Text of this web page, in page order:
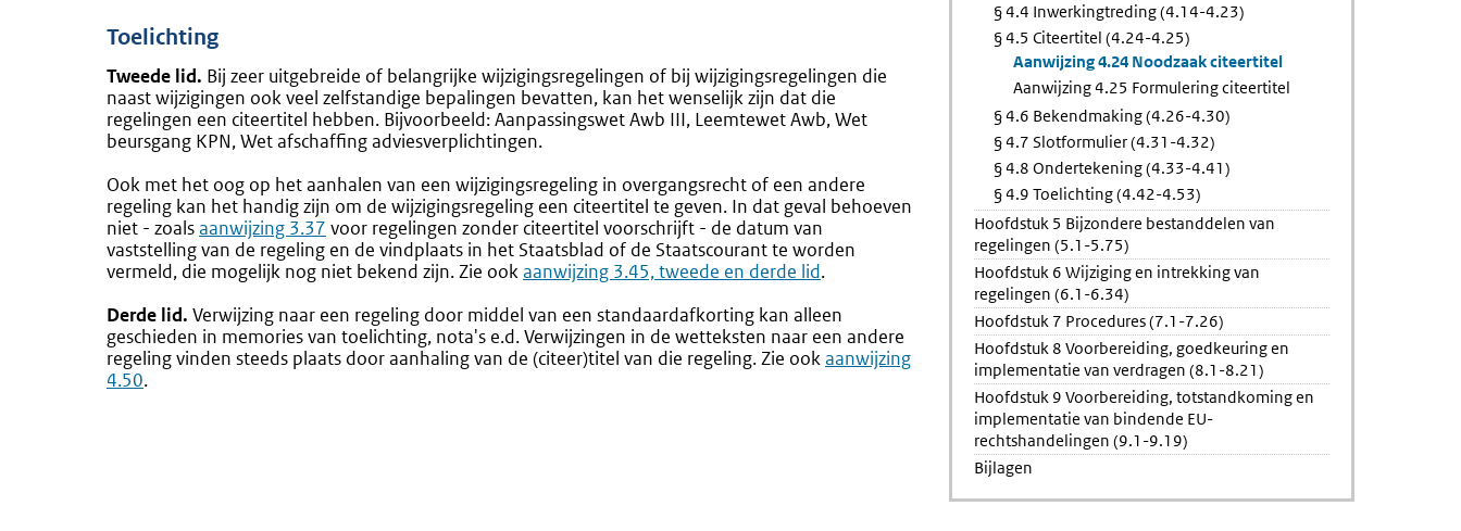
Toelichting
Tweede lid. Bij zeer uitgebreide of belangrijke wijzigingsregelingen of bij wijzigingsregelingen die
naast wijzigingen ook veel zelfstandige bepalingen bevatten, kan het wenselijk zijn dat die
regelingen een citeertitel hebben. Bijvoorbeeld: Aanpassingswet Awb III, Leemtewet Awb, Wet
beursgang KPN, Wet afschaffing adviesverplichtingen.
Ook met het oog op het aanhalen van een wijzigingsregeling in overgangsrecht of een andere
regeling kan het handig zijn om de wijzigingsregeling een citeertitel te geven. In dat geval behoeven
niet - zoalsaanwijzing 3.37 voor regelingen zonder citeertitel voorschrijft - de datum van
vaststelling van de regeling en de vindplaats in het Staatsblad of de Staatscourant te worden
vermeld, die mogelijk nog niet bekend zijn. Zie ookaanwijzing 3.45, tweede en derde lid.
Derde lid. Verwijzing naar een regeling door middel van een standaardafkorting kan alleen
geschieden in memories van toelichting, nota's e.d. Verwijzingen in de wetteksten naar een andere
regeling vinden steeds plaats door aanhaling van de (citeer)titel van die regeling. Zie ookaanwijzing
4.50.
§ 4.4 Inwerkingtreding (4.14-4.23)
§ 4.5 Citeertitel (4.24-4.25)
Aanwijzing 4.24 Noodzaak citeertitel
Aanwijzing 4.25 Formulering citeertitel
§ 4.6 Bekendmaking (4.26-4.30)
§ 4.7 Slotformulier (4.31-4.32)
§ 4.8 Ondertekening (4.33-4.41)
§ 4.9 Toelichting (4.42-4.53)
Hoofdstuk 5 Bijzondere bestanddelen van
regelingen (5.1-5.75)
Hoofdstuk 6 Wijziging en intrekking van
regelingen (6.1-6.34)
Hoofdstuk 7 Procedures (7.1-7.26)
Hoofdstuk 8 Voorbereiding, goedkeuring en
implementatie van verdragen (8.1-8.21)
Hoofdstuk 9 Voorbereiding, totstandkoming en
implementatie van bindende EU-
rechtshandelingen (9.1-9.19)
Bijlagen